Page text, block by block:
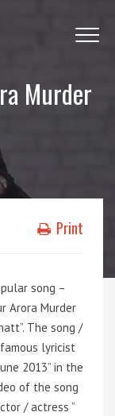
Murder
Print
song –
Arora Murder
The song /
lyricist
2013” in the
of the song
/ actress ”